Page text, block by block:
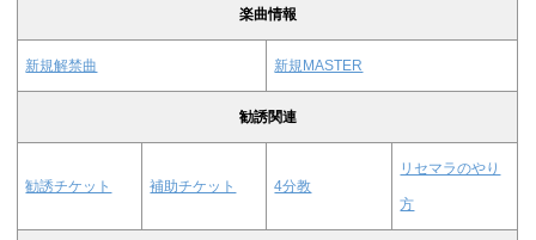
楽曲情報
新規解禁曲 新規MASTER
勧誘関連
勧誘チケット 補助チケット 4分教
リセマラのやり
方